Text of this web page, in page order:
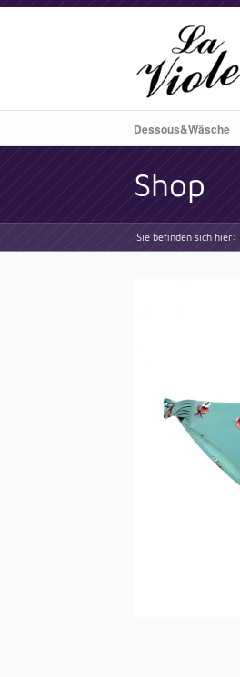
Dessous&Wäsche
Shop
Sie befinden sich hier: